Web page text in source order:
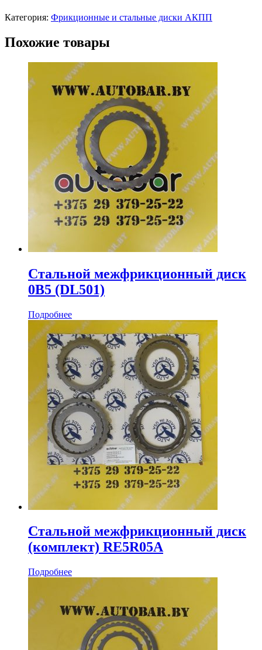
Категория: Фрикционные и стальные диски АКПП
Похожие товары
Стальной межфрикционный диск
0B5 (DL501)
Подробнее
Стальной межфрикционный диск
(комплект) RE5R05A
Подробнее